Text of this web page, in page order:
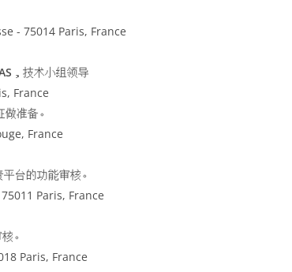
- 75014 Paris, France
，技术小组领导
France
做准备。
France
台的功能审核。
Paris, France
。
Paris, France